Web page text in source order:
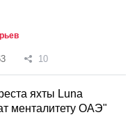
10
яхты Luna
менталитету ОАЭ"